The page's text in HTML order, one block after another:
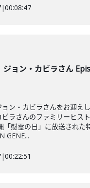
|00:08:47
ジョン・カビラさん
ン・カビラさんをお迎え
ラさんのファミリーヒス
「慰霊の日」に放送された
GENE...
|00:22:51